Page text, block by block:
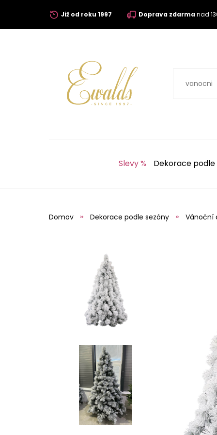
Již od roku 1997 Doprava zdarmanad
Slevy % Dekorace podle
Domov Dekorace podle sezóny Vánoční